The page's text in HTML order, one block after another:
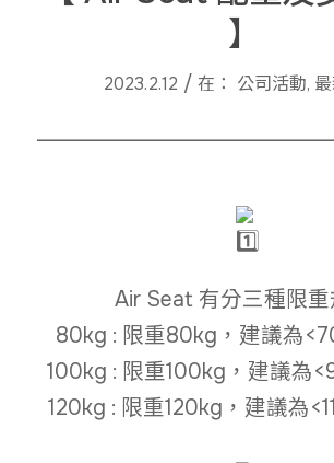
】
2023.2.12 / 在： 公司活動,
Air Seat 有分三種限
80kg : 限重80kg，建議為
100kg : 限重100kg，建議為
120kg : 限重120kg，建議為